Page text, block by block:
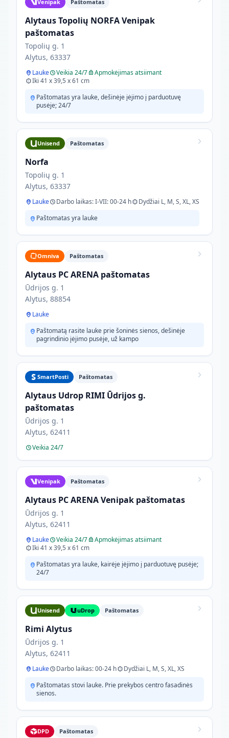
Venipak Paštomatas
Alytaus Topolių NORFA Venipak
paštomatas
Topolių g. 1
Alytus, 63337
Lauke Veikia 24/7
Apmokėjimas atsiimant
Iki 41 x 39,5 x 61 cm
Paštomatas yra lauke, dešinėje įėjimo į parduotuvę
pusėje; 24/7
Unisend Paštomatas
Norfa
Topolių g. 1
Alytus, 63337
Lauke Darbo laikas: I-VII: 00-24 h
Dydžiai L, M, S, XL, XS
Paštomatas yra lauke
Omniva Paštomatas
Alytaus PC ARENA paštomatas
Ūdrijos g. 1
Alytus, 88854
Lauke
Paštomatą rasite lauke prie šoninės sienos, dešinėje
pagrindinio įėjimo pusėje, už kampo
SmartPosti Paštomatas
Alytaus Udrop RIMI Ūdrijos g.
paštomatas
Ūdrijos g. 1
Alytus, 62411
Veikia 24/7
Venipak Paštomatas
Alytaus PC ARENA Venipak paštomatas
Ūdrijos g. 1
Alytus, 62411
Lauke Veikia 24/7
Apmokėjimas atsiimant
Iki 41 x 39,5 x 61 cm
Paštomatas yra lauke, kairėje įėjimo į parduotuvę pusėje;
24/7
Unisend uDrop Paštomatas
Rimi Alytus
Ūdrijos g. 1
Alytus, 62411
Lauke Darbo laikas: 00-24 h
Dydžiai L, M, S, XL, XS
Paštomatas stovi lauke. Prie prekybos centro fasadinės
sienos.
DPD Paštomatas